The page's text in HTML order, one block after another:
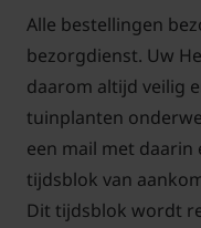
Alle bestellingen
bezorgdienst. Uw
daarom altijd veilig
tuinplanten
een mail met daarin
tijdsblok van
Dit tijdsblok wordt